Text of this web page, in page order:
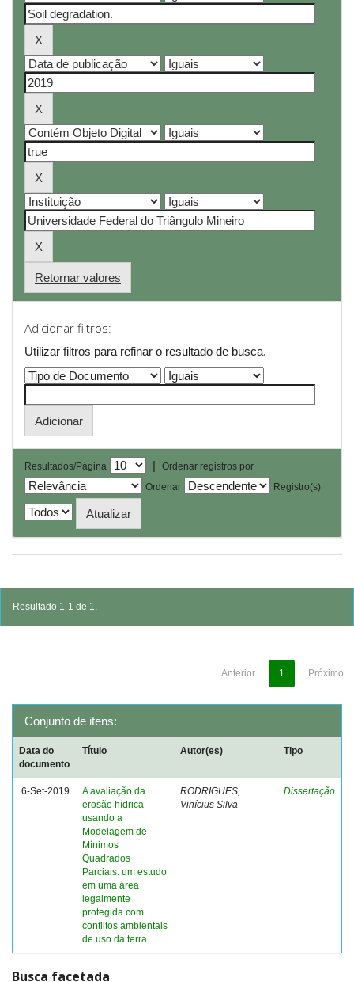
Retornar valores
Adicionar filtros:
Utilizar filtros para refinar o resultado de busca.
Resultados/Página |
Ordenar registros por
Ordenar
Registro(s)
Resultado 1-1 de 1.
Anterior 1 Próximo
Conjunto de itens:
Data do
documento
Título Autor(es) Tipo
6-Set-2019
A avaliação da
erosão hídrica
usando a
Modelagem de
Mínimos
Quadrados
Parciais: um estudo
em uma área
legalmente
protegida com
conflitos ambientais
de uso da terra
RODRIGUES,
Vinícius Silva
Dissertação
Busca facetada